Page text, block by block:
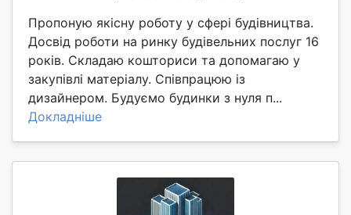
Пропоную якісну роботу у сфері будівництва.
Досвід роботи на ринку будівельних послуг 16
років. Складаю кошториси та допомагаю у
закупівлі матеріалу. Співпрацюю із
дизайнером. Будуємо будинки з нуля п...
Докладніше